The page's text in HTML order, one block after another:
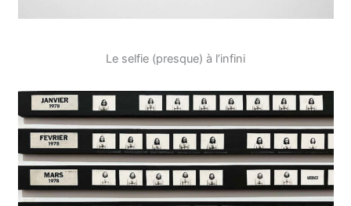
Le selfie (presque) à l’infini